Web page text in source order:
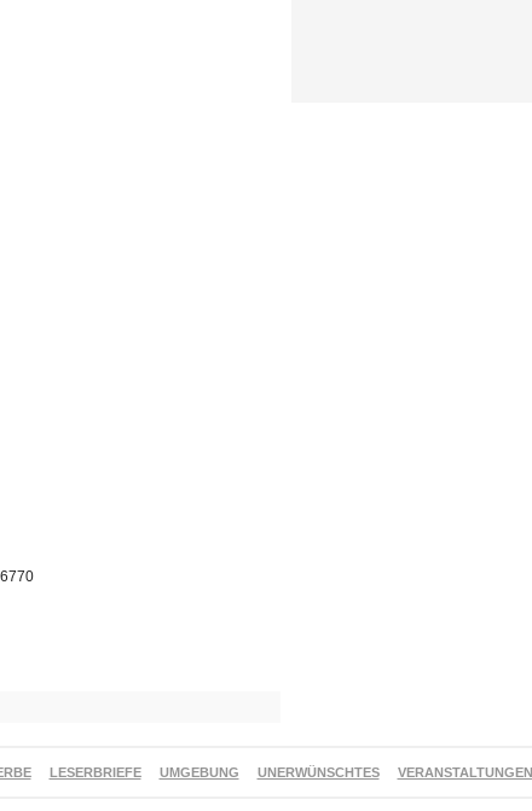
LESERBRIEFE UMGEBUNG UNERWÜNSCHTES VERANSTALTUNGEN